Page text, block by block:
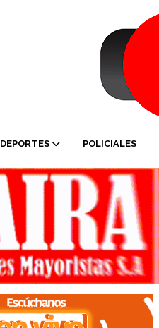
DEPORTES POLICIALES